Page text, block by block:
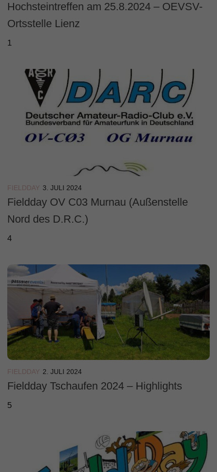
Hochsteintreffen am 25.8.2024 – OEVSV-
Ortsstelle Lienz
1
FIELDDAY 3. JULI 2024
Fieldday OV C03 Murnau (Außenstelle
Nord des D.R.C.)
4
FIELDDAY 2. JULI 2024
Fieldday Tschaufen 2024 – Highlights
5